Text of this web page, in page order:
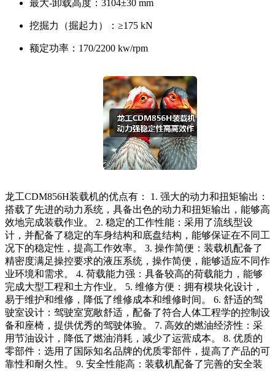
最大-卸载高度： 3104±30 mm
挖掘力（掘起力）： ≥175 kN
额定功率： 170/2200 kw/rpm
龙工CDM856H装载机的优点有： 1. 强大的动力和扭矩输出：
搭载了先进的动力系统，具备出色的动力和扭矩输出，能够高
效地完成装载作业。 2. 稳定的工作性能：采用了流线型设
计，并配备了稳定的车身结构和底盘结构，能够保证在不同工
况下的稳定性，提高工作效率。 3. 操作简便：装载机配备了
精密度满足操控要求的液压系统，操作简便，能够适应不同作
业环境和需求。 4. 荷载能力强：具备较高的荷载能力，能够
完成大型工程和土方作业。 5. 维修方便：拥有模块化设计，
易于维护和维修，降低了维修成本和维修时间。 6. 舒适的驾
驶室设计：驾驶室宽敞舒适，配备了符合人体工程学的控制设
备和座椅，提供优秀的驾驶体验。 7. 高效的燃油经济性：采
用节油设计，降低了燃油消耗，减少了运营成本。 8. 优质的
零部件：选用了国际知名品牌的优质零部件，提高了产品的可
靠性和耐久性。 9. 安全性能高：装载机配备了完善的安全装